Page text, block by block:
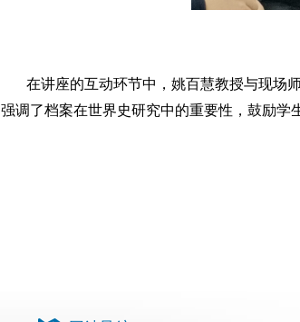
在讲座的互动环节中，姚百慧教授与现场
强调了档案在世界史研究中的重要性，鼓励学